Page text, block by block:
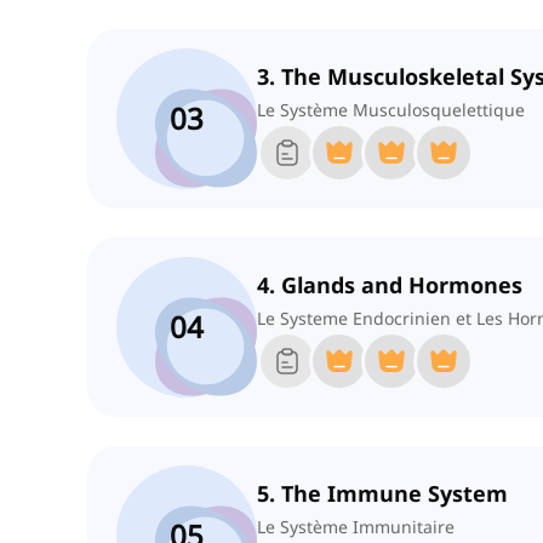
03
3. The Musculoskeletal
Le Système Musculosquelettique
04
4. Glands and Hormones
Le Systeme Endocrinien et Les
5. The Immune System
Le Système Immunitaire